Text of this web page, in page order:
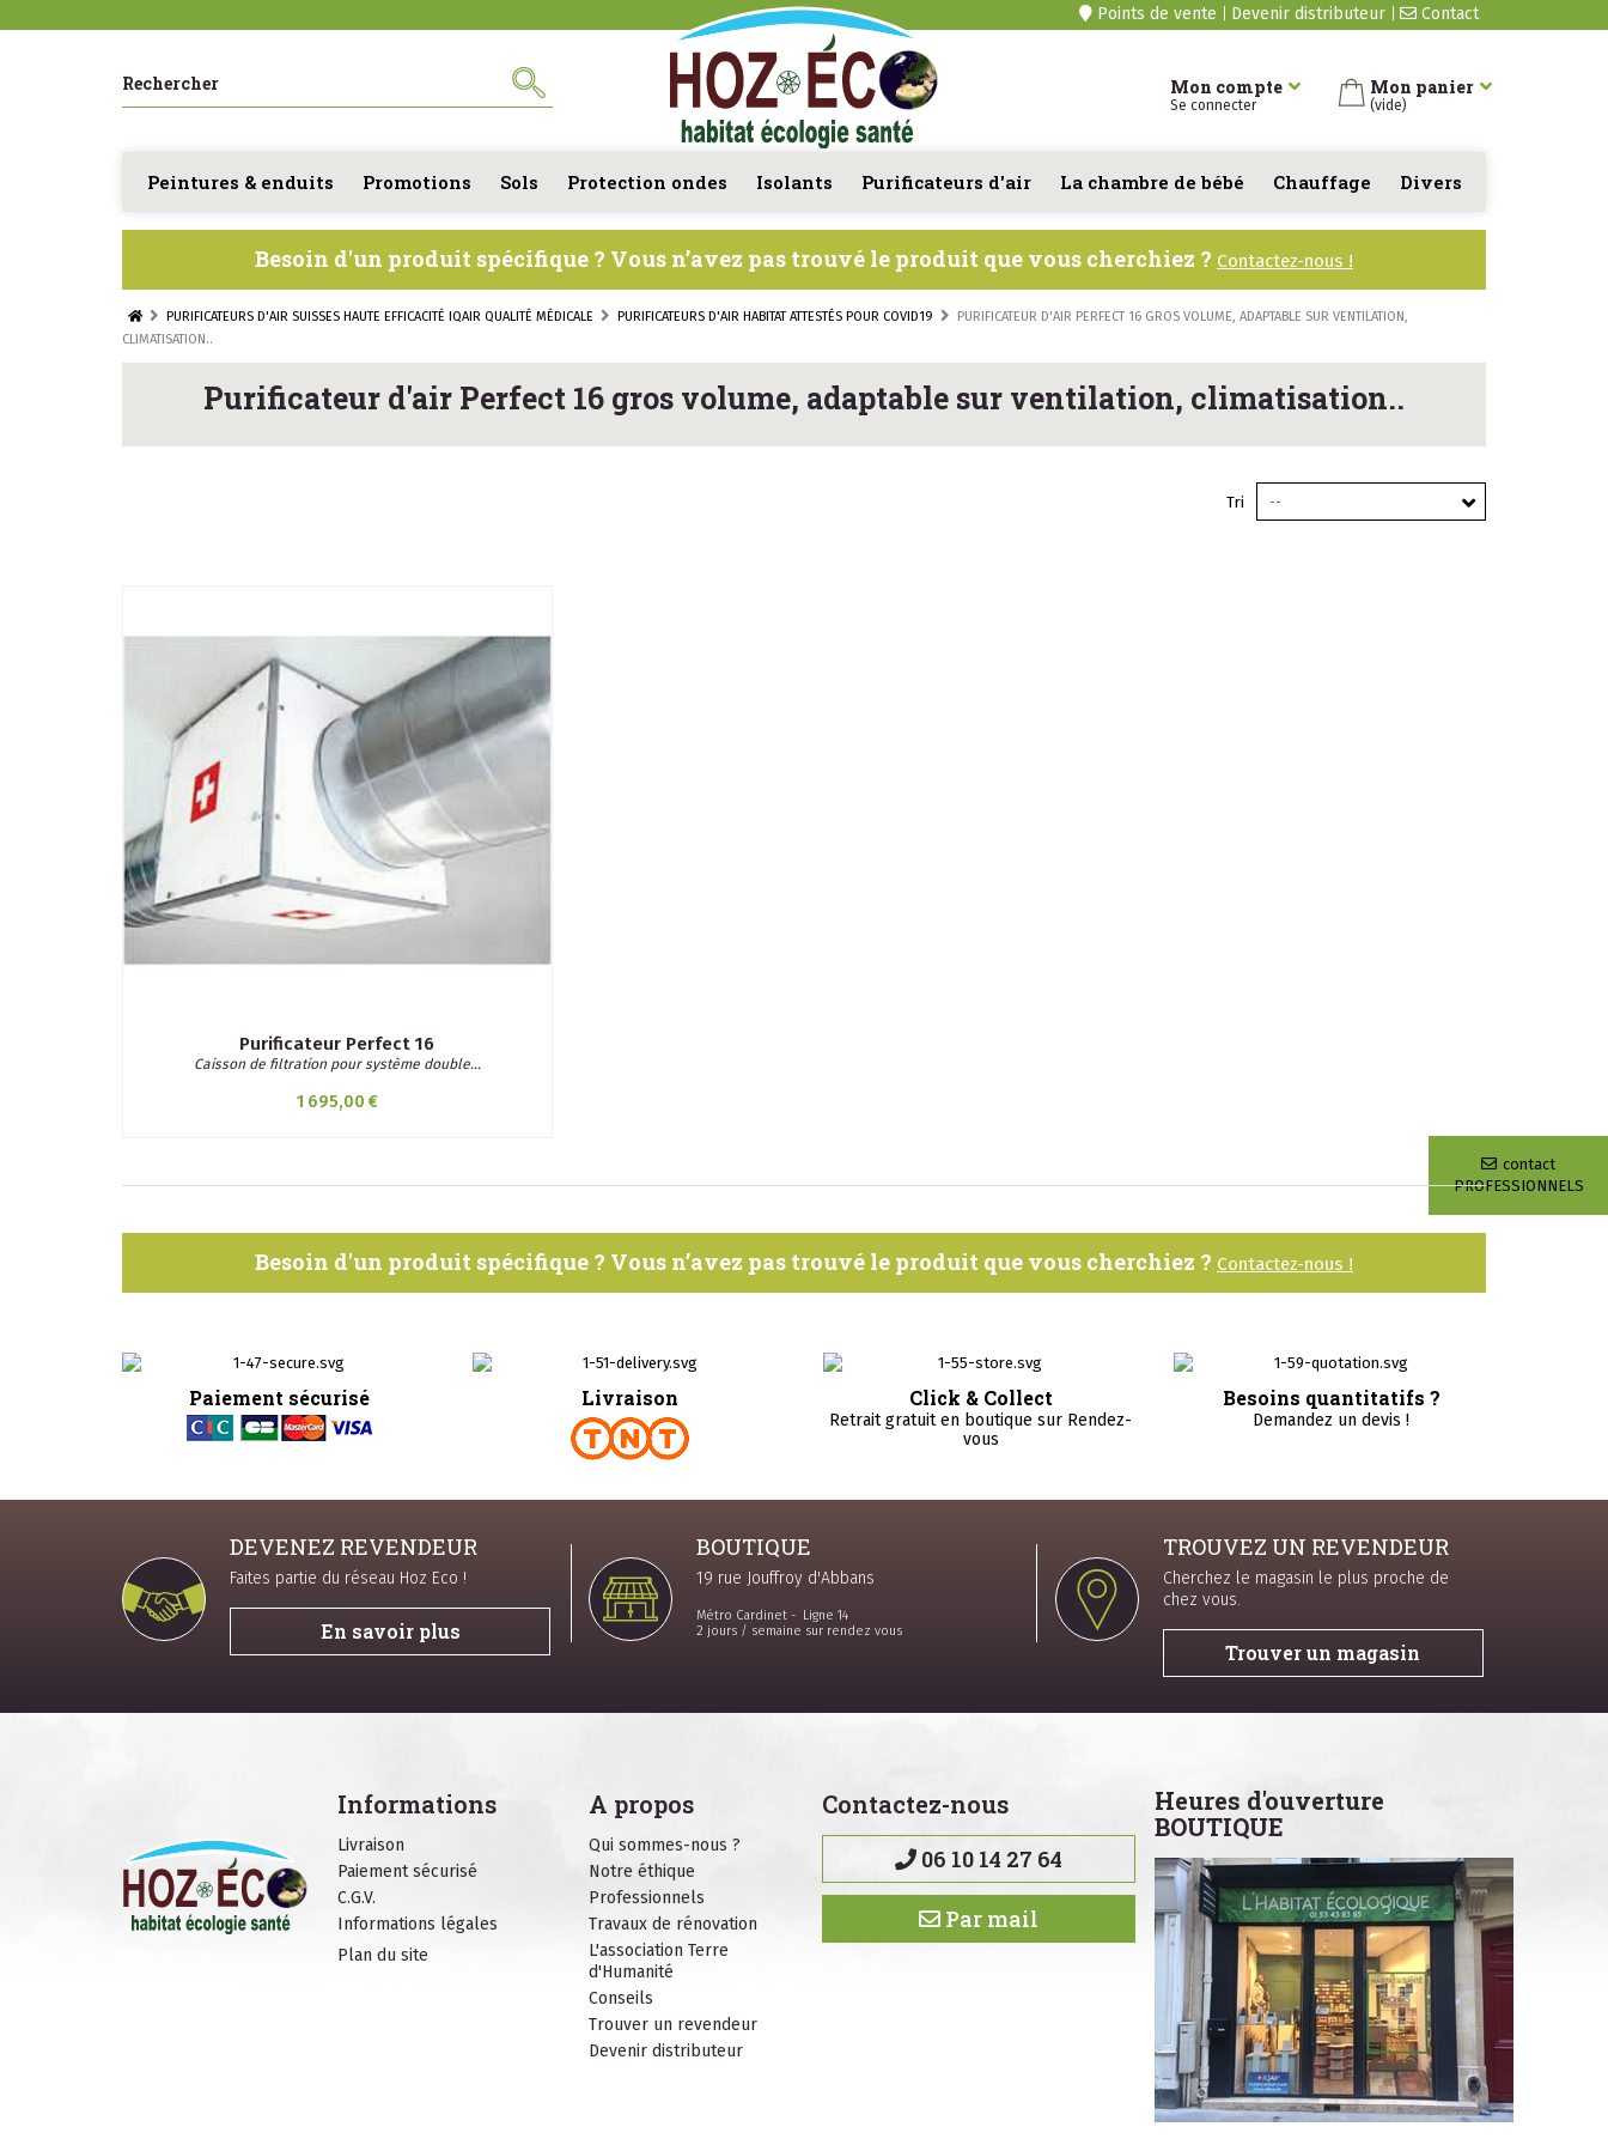
contact
PROFESSIONNELS
Contact
Points de vente Devenir distributeur
Mon panier
(vide)
Mon compte
Se connecter
Peintures & enduits Promotions Sols Protection ondes Isolants Purificateurs d'air La chambre de bébé Chauffage Divers
Besoin d'un produit spécifique ? Vous n’avez pas trouvé le produit que vous cherchiez ? Contactez-nous !
PURIFICATEURS D'AIR SUISSES HAUTE EFFICACITÉ IQAIR QUALITÉ MÉDICALE PURIFICATEURS D'AIR HABITAT ATTESTÉS POUR COVID19
PURIFICATEUR D'AIR PERFECT 16 GROS VOLUME, ADAPTABLE SUR VENTILATION,
CLIMATISATION..
Purificateur d'air Perfect 16 gros volume, adaptable sur ventilation, climatisation..
Tri --
Purificateur Perfect 16
Caisson de filtration pour système double...
1 695,00 €
Besoin d'un produit spécifique ? Vous n’avez pas trouvé le produit que vous cherchiez ? Contactez-nous !
Paiement sécurisé Livraison Click & Collect
Retrait gratuit en boutique sur Rendez-
vous
Besoins quantitatifs ?
Demandez un devis !
DEVENEZ REVENDEUR
Faites partie du réseau Hoz Eco !
En savoir plus
BOUTIQUE
19 rue Jouffroy d'Abbans
Métro Cardinet - Ligne 14
2 jours / semaine sur rendez vous
TROUVEZ UN REVENDEUR
Cherchez le magasin le plus proche de
chez vous.
Trouver un magasin
Informations
Livraison
Paiement sécurisé
C.G.V.
Informations légales
Plan du site
A propos
Qui sommes-nous ?
Notre éthique
Professionnels
Travaux de rénovation
L'association Terre
d'Humanité
Conseils
Trouver un revendeur
Devenir distributeur
Contactez-nous
06 10 14 27 64
Par mail
Heures d'ouverture
BOUTIQUE